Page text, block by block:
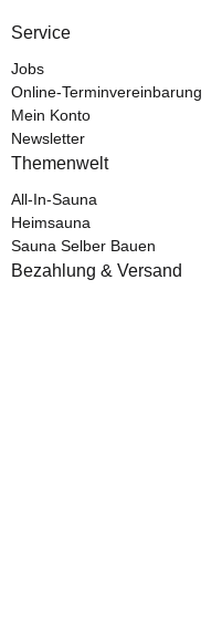
Service
Jobs
Online-Terminvereinbarung
Mein Konto
Newsletter
Themenwelt
All-In-Sauna
Heimsauna
Sauna Selber Bauen
Bezahlung & Versand